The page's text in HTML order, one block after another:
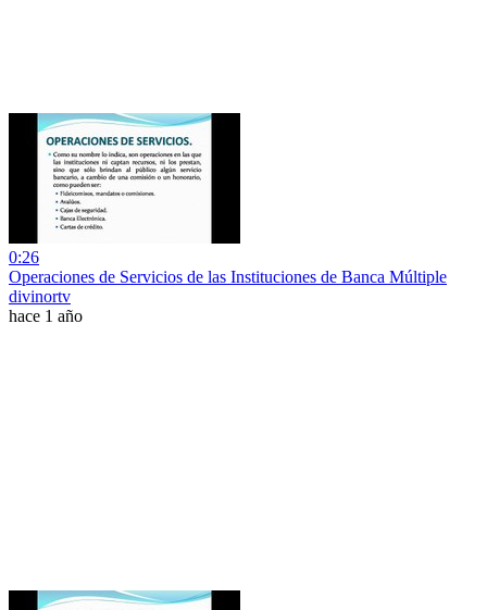
0:26
Operaciones de Servicios de las Instituciones de Banca Múltiple
divinortv
hace 1 año